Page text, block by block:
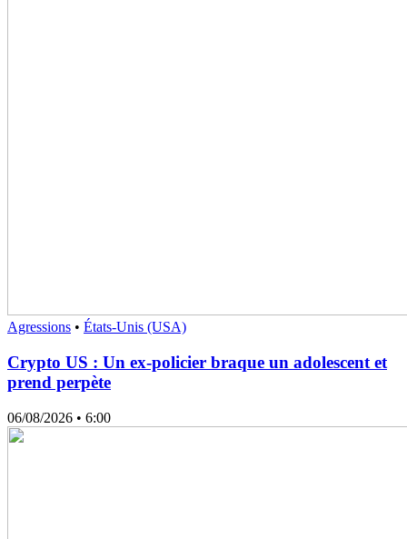
Agressions • États-Unis (USA)
Crypto US : Un ex-policier braque un adolescent et
prend perpète
06/08/2026 • 6:00